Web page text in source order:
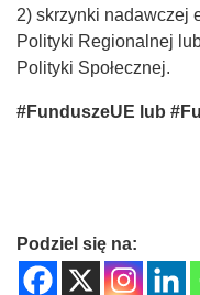
2) skrzynki nadawczej
Polityki Regionalnej
Polityki Społecznej.
#FunduszeUE lub
Podziel się na: